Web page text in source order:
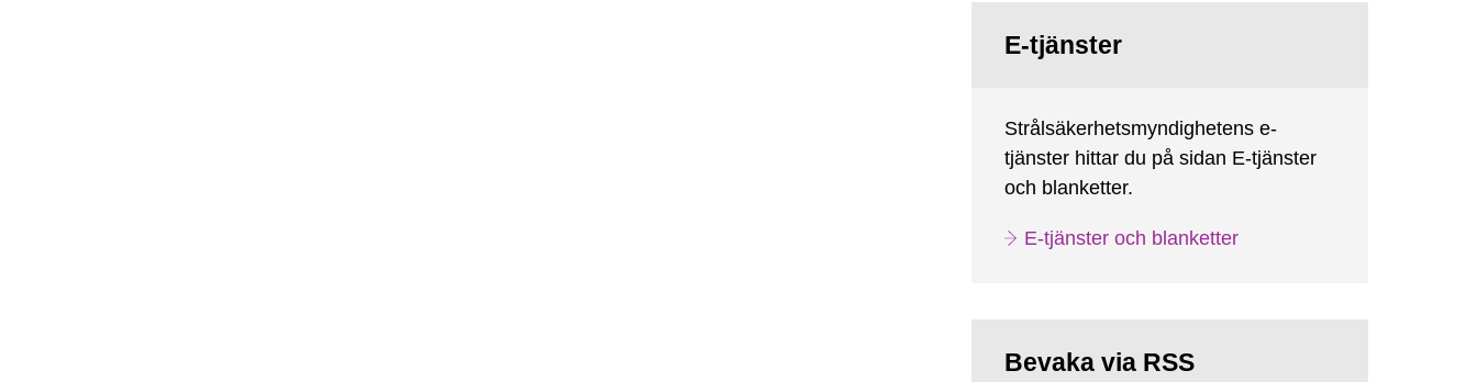
E-tjänster
Strålsäkerhetsmyndighetens e-
tjänster hittar du på sidan E-tjänster
och blanketter.
E-tjänster och blanketter
Bevaka via RSS